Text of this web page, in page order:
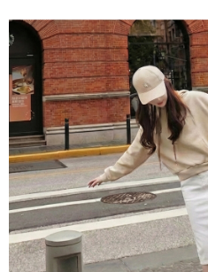
３．安心：先確認商品／服務後，再付
【「AFTEE先享後付」結帳流程】
１．於結帳方式選擇「AFTEE先享後
結帳頁面，進行簡訊認證並確認金額後
２．訂單成立數日內，您將收到繳費通
３．收到繳費通知簡訊後14天內，點
ATM／網路銀行／等多元方式進行付款
※ 請注意：結帳手續完成當下不需立刻
購買商品的店家。未經商家同意取消之
後付繳納相關費用。
※ 交易是否成功請以「AFTEE先享後
是否繳費成功／繳費後需取消欲退款等
客戶支援中心」https://
【注意事項】
全家取貨付款
每筆NT$60，滿NT$800(含以上)
付款後全家取貨
每筆NT$60，滿NT$800(含以上)
7-11取貨付款
每筆NT$60，滿NT$800(含以上)免
付款後7-11取貨
每筆NT$60，滿NT$800(含以上)免
宅配